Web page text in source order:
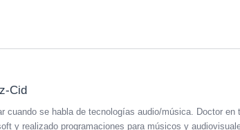
Cid
cuando se habla de tecnologías audio/música. Doctor en
y realizado programaciones para músicos y